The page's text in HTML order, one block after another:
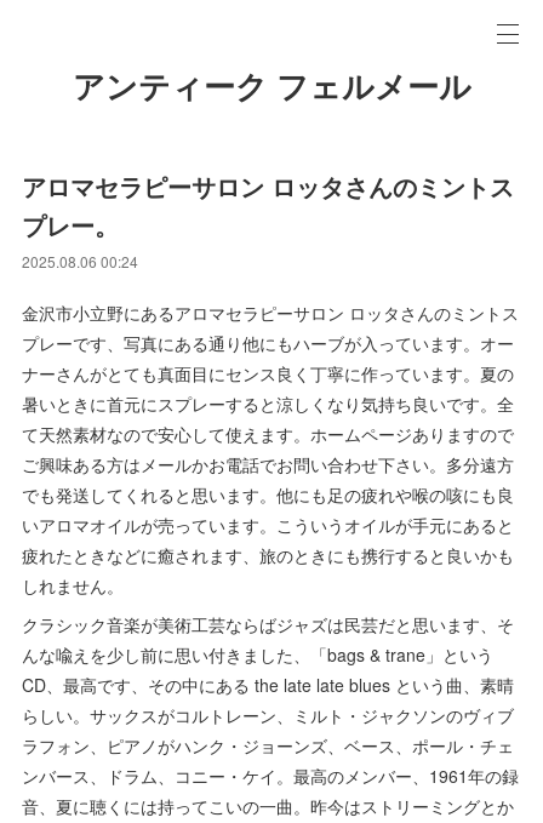
アンティーク フェルメール
アロマセラピーサロン ロッタさんのミントス
プレー。
2025.08.06 00:24
金沢市小立野にあるアロマセラピーサロン ロッタさんのミントス
プレーです、写真にある通り他にもハーブが入っています。オー
ナーさんがとても真面目にセンス良く丁寧に作っています。夏の
暑いときに首元にスプレーすると涼しくなり気持ち良いです。全
て天然素材なので安心して使えます。ホームページありますので
ご興味ある方はメールかお電話でお問い合わせ下さい。多分遠方
でも発送してくれると思います。他にも足の疲れや喉の咳にも良
いアロマオイルが売っています。こういうオイルが手元にあると
疲れたときなどに癒されます、旅のときにも携行すると良いかも
しれません。
クラシック音楽が美術工芸ならばジャズは民芸だと思います、そ
んな喩えを少し前に思い付きました、「bags & trane」という
CD、最高です、その中にある the late late blues という曲、素晴
らしい。サックスがコルトレーン、ミルト・ジャクソンのヴィブ
ラフォン、ピアノがハンク・ジョーンズ、ベース、ポール・チェ
ンバース、ドラム、コニー・ケイ。最高のメンバー、1961年の録
音、夏に聴くには持ってこいの一曲。昨今はストリーミングとか